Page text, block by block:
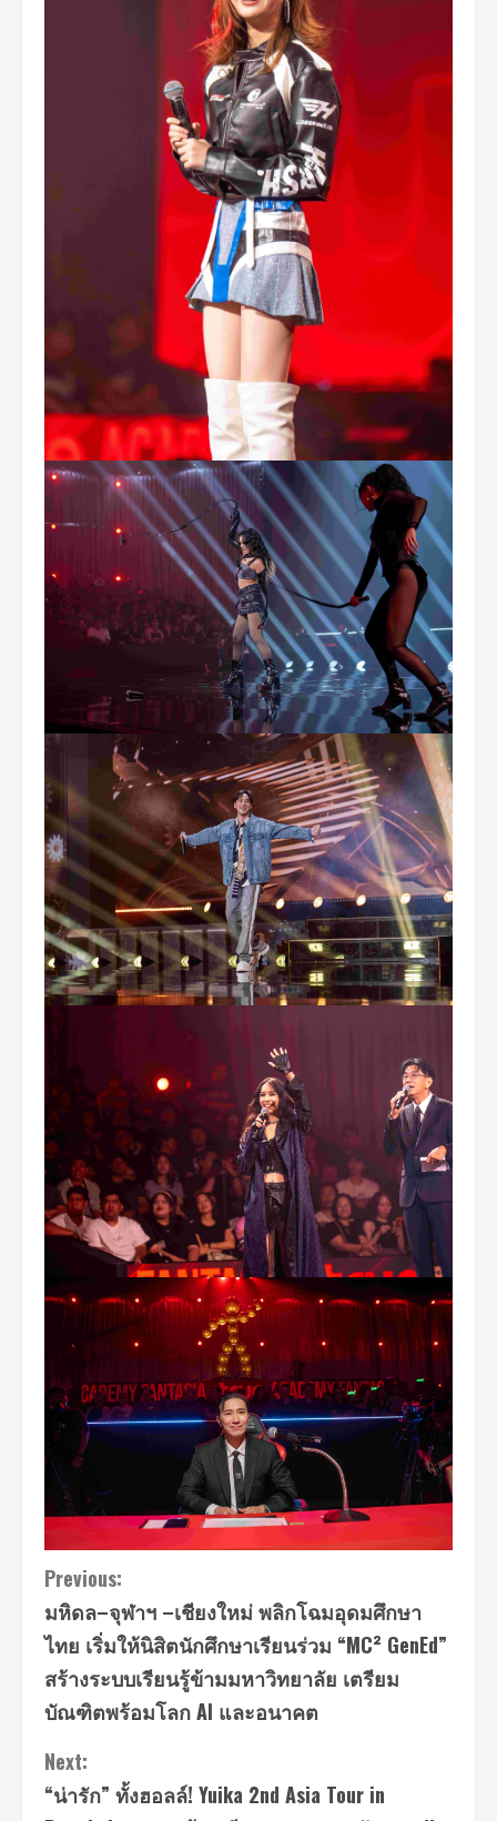
Continue
Reading
Previous:
มหิดล–จุฬาฯ –เชียงใหม่ พลิกโฉมอุดมศึกษา
ไทย เริ่มให้นิสิตนักศึกษาเรียนร่วม “MC² GenEd”
สร้างระบบเรียนรู้ข้ามมหาวิทยาลัย เตรียม
บัณฑิตพร้อมโลก AI และอนาคต
Next:
“น่ารัก” ทั้งฮอลล์! Yuika 2nd Asia Tour in